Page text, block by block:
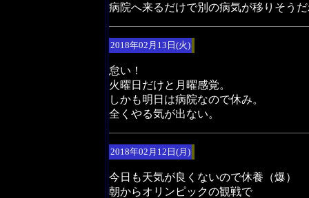
病院へ来るだけで別の病気が移りそう
2018年02月13日(火)
怠い！
火曜日だけと月曜感覚。
しかも明日は病院なので休み。
全くやる気が出ない。
2018年02月12日(月)
今日も天気が良くないので休養（爆）
朝からオリンピックの観戦で